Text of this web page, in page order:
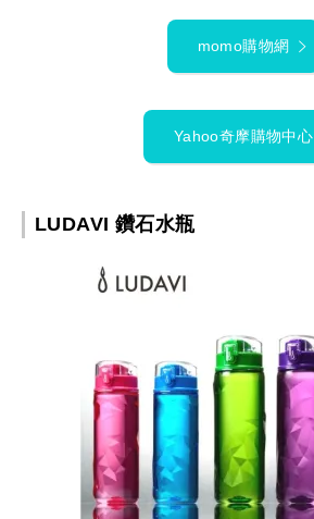
momo購物網
Yahoo奇摩購物中心
LUDAVI 鑽石水瓶